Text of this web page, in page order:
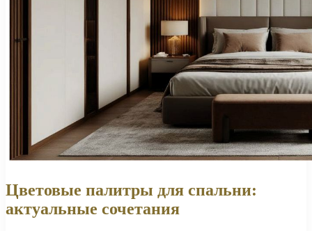
Цветовые палитры для спальни:
актуальные сочетания